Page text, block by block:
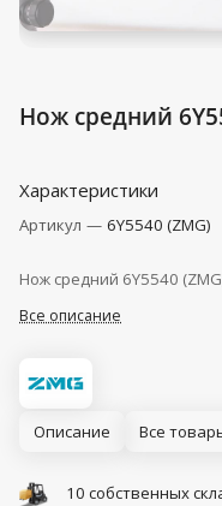
Нож средний
Характеристики
Артикул — 6Y5540 (ZMG)
Нож средний 6Y5540
Все описание
Описание Все
10 собственных